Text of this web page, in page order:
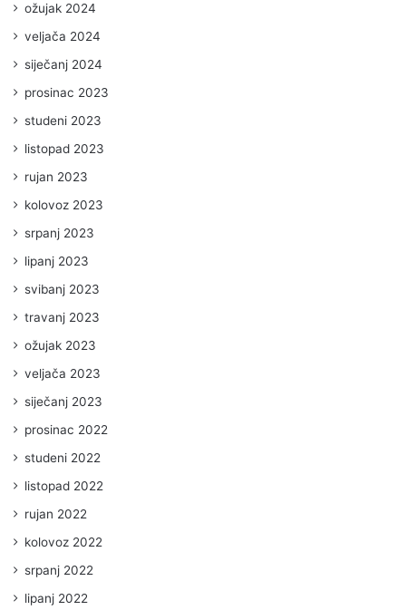
ožujak 2024
veljača 2024
siječanj 2024
prosinac 2023
studeni 2023
listopad 2023
rujan 2023
kolovoz 2023
srpanj 2023
lipanj 2023
svibanj 2023
travanj 2023
ožujak 2023
veljača 2023
siječanj 2023
prosinac 2022
studeni 2022
listopad 2022
rujan 2022
kolovoz 2022
srpanj 2022
lipanj 2022